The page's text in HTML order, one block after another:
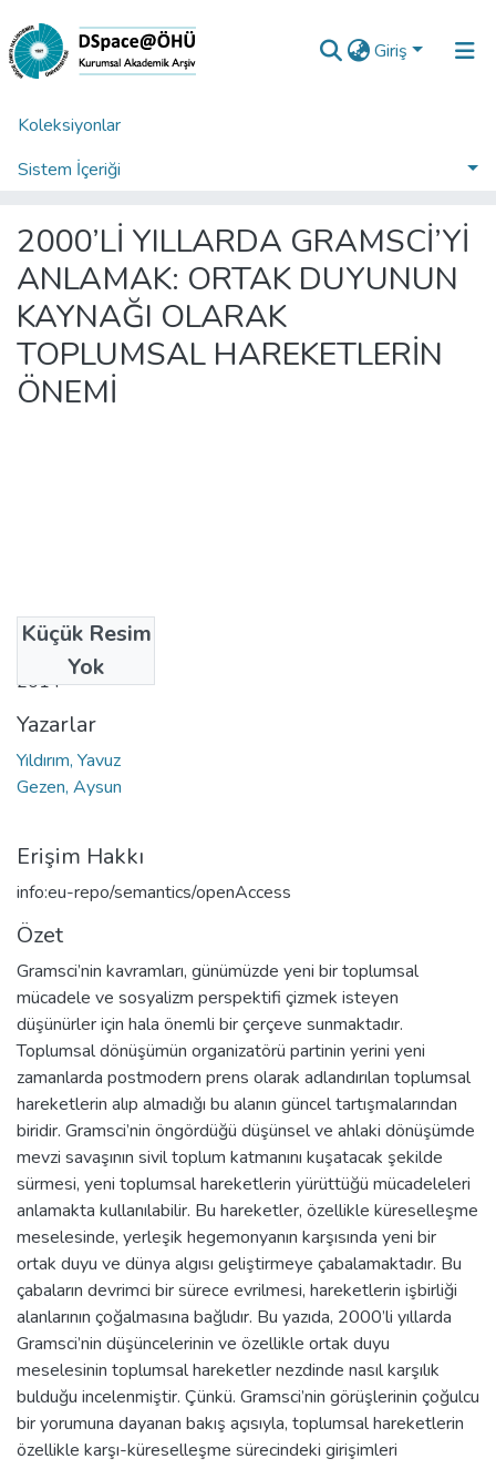
Giriş
Koleksiyonlar
Sistem İçeriği
Analiz
Talep/Soru
Ana Sayfa
2000’Lİ YILLARDA GRAMSCİ’Yİ
ANLAMAK: ORTAK DUYUNUN
KAYNAĞI OLARAK
TOPLUMSAL HAREKETLERİN
ÖNEMİ
Küçük Resim
Yok
Tarih
2014
Yazarlar
Yıldırım, Yavuz
Gezen, Aysun
Erişim Hakkı
info:eu-repo/semantics/openAccess
Özet
Gramsci’nin kavramları, günümüzde yeni bir toplumsal
mücadele ve sosyalizm perspektifi çizmek isteyen
düşünürler için hala önemli bir çerçeve sunmaktadır.
Toplumsal dönüşümün organizatörü partinin yerini yeni
zamanlarda postmodern prens olarak adlandırılan toplumsal
hareketlerin alıp almadığı bu alanın güncel tartışmalarından
biridir. Gramsci’nin öngördüğü düşünsel ve ahlaki dönüşümde
mevzi savaşının sivil toplum katmanını kuşatacak şekilde
sürmesi, yeni toplumsal hareketlerin yürüttüğü mücadeleleri
anlamakta kullanılabilir. Bu hareketler, özellikle küreselleşme
meselesinde, yerleşik hegemonyanın karşısında yeni bir
ortak duyu ve dünya algısı geliştirmeye çabalamaktadır. Bu
çabaların devrimci bir sürece evrilmesi, hareketlerin işbirliği
alanlarının çoğalmasına bağlıdır. Bu yazıda, 2000’li yıllarda
Gramsci’nin düşüncelerinin ve özellikle ortak duyu
meselesinin toplumsal hareketler nezdinde nasıl karşılık
bulduğu incelenmiştir. Çünkü. Gramsci’nin görüşlerinin çoğulcu
bir yorumuna dayanan bakış açısıyla, toplumsal hareketlerin
özellikle karşı-küreselleşme sürecindeki girişimleri